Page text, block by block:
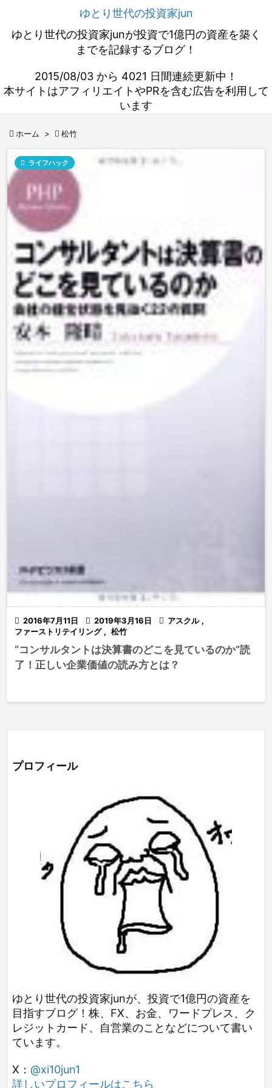
ゆとり世代の投資家jun
ゆとり世代の投資家junが投資で1億円の資産を築く
までを記録するブログ！
2015/08/03 から 4021 日間連続更新中！
本サイトはアフィリエイトやPRを含む広告を利用して
います
 ホーム >  松竹
 2016年7月11日  2019年3月16日
 ライフハック
 アスクル ,
ファーストリテイリング , 松竹
“コンサルタントは決算書のどこを見ているのか”読
了！正しい企業価値の読み方とは？
プロフィール
ゆとり世代の投資家junが、投資で1億円の資産を
目指すブログ！株、FX、お金、ワードプレス、ク
レジットカード、自営業のことなどについて書い
ています。
X： @xi10jun1
詳しいプロフィールはこちら